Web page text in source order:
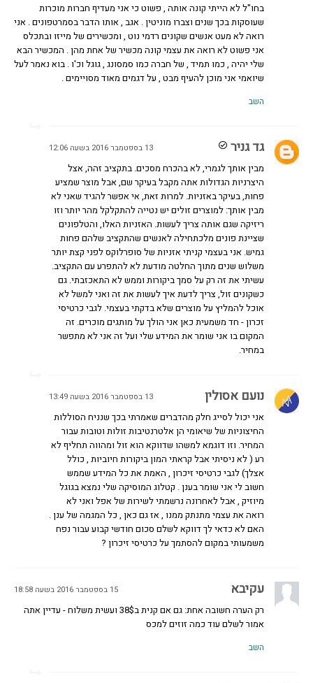
בחו"ל לא הייתי קונה אותה , פשוט כי אני מעדיף חברות מוכרות
שעוסקות בכך שנים וצברו מוניטין . אגב , אותו הדבר בסמרטפונים . אני
רואה לא מעט אנשים שקונים רדמי נוט , ומכשירים של מייזו ובתכלס
אני פשוט לא רואה את עצמי קונה מכשיר של אחת מהן . המכשיר הבא
שלי יהיה , כמו תמיד , של חברה כמו סמסונג , גוגל וכ'ו . בוא נאמר לעל
שיואמי אני מוכן להעיף מבט , על דגמים מאוד מסויימים .
השב
גד גניר 13 בספטמבר 2016 בשעה 12:06
מבין אותך לגמרי, לא בהכרח מסכים. בתקציב זהה, אצל
היצרניות הגדולות אתה מקבל בעיקר שם, אבל מוצר שמציע
פחות, בעיקר באזניות. למרות זאת, אי אפשר להגיד שאני לא
מבין אותך: למוצרים זולים יש נטייה להתקלקל מהר יותר וזו
ריזיקה שגם אותה צריך לעשות. האזניות האלו, והטלפונים
שציינת פונים מלכתחילה לאנשים שהתקציב שלהם פחות
גמיש. אני בעצמי קניתי אזניות של סופרלוקס לפני קצת יותר
משלוש שנים מתוך החלטה מודעת לא להתפרע עם התקציב.
עשיתי את זה רק על סמך ביקורות וממש לא התאכזבתי. גם
כשקונים זול, צריך לדעת איך לעשות את זה ואני למשל לא
אוכל להמליץ על מוצרים שלא בדקתי בעצמי. לגבי כרטיסי
זכרון - חד משמעית כאן אני הולך על מותגים מוכרים. זה
המקום בו אני שומר את המידע שלי ועל זה אני לא מתפשר
במחיר.
נועם אסולין 13 בספטמבר 2016 בשעה 13:49
אני יכול לסייג חלק מהדברים שאמרתי בכך שנניח הסוללות
החיצוניות של שיאומי הן אלטרנטיבות זולות וטובות עבור
המחיר. וזו דוגמא למשהו שדווקא הוא זול ומהווה תחליף לא
רע ( לא ניסיתי אבל קראתי המון ביקורות חיוביות , כולל
אצלך) לגבי כרטיסי זיכרון , האמת את כל המידע שממש
חשוב לי אני שומר בענן . קטלוג המוסיקה שלי נמצא בגוגל
מיוזיק , אבל לאחרונה נרשמתי לשירות של אפל ואני לא
רואה את עצמי מתנתק ממנו , אז גם כאן , כל המגמה של ענן .
האם לא כדאי לך דווקא לשלם סכום חודשי קבוע עבור נפח
משמעותי במקום להסתמך על כרטיסי זיכרון ?
עקיבא 15 בספטמבר 2016 בשעה 18:58
רק הערה חשובה אחת: גם אם קנית ב38$ ועשית משלוח - עדיין אתה
אמור לשלם עוד כמה זוזים למכס
השב